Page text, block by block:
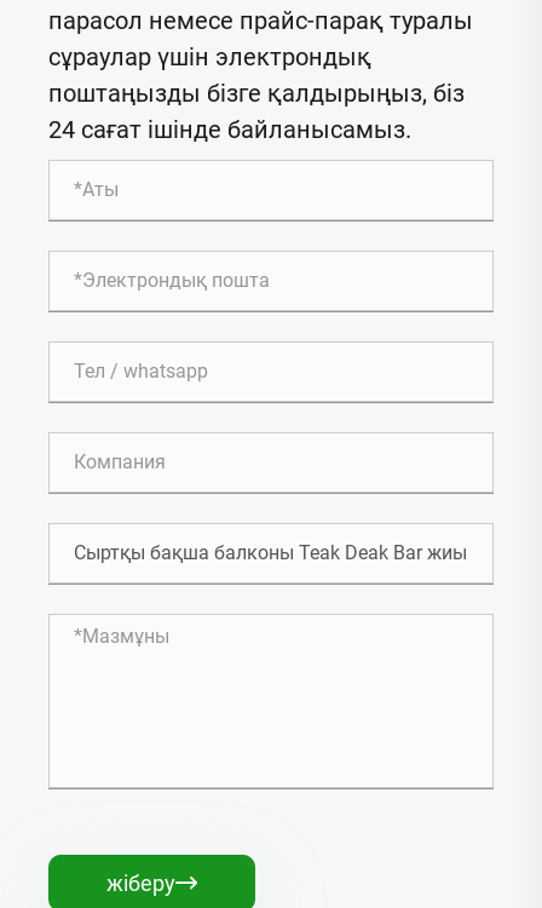
парасол немесе прайс-парақ туралы
сұраулар үшін электрондық
поштаңызды бізге қалдырыңыз, біз
24 сағат ішінде байланысамыз.
жіберу